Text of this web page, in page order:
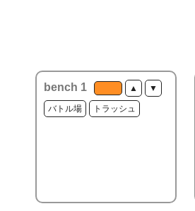
bench 1 ▲ ▼
バトル場 トラッシュ